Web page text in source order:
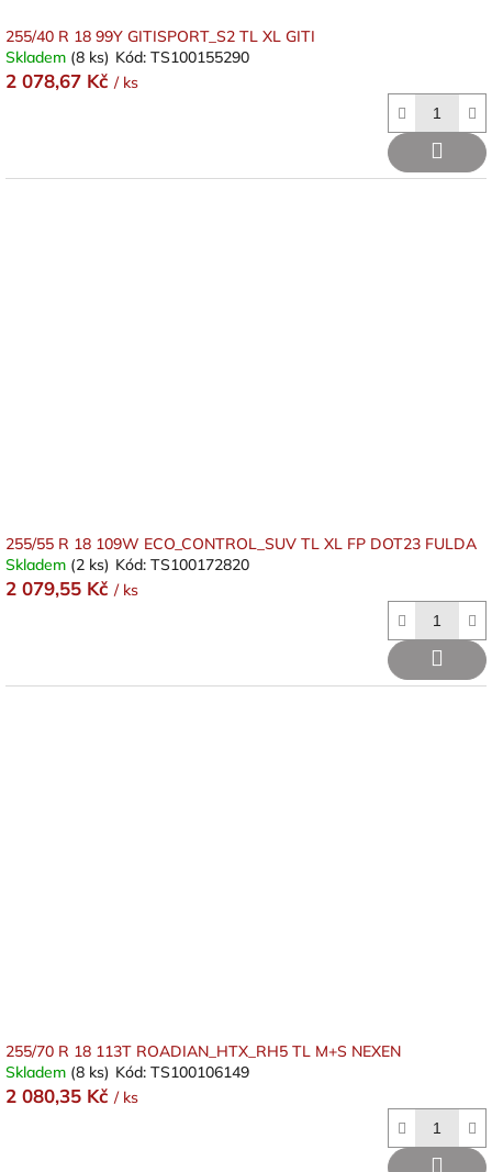
255/40 R 18 99Y GITISPORT_S2 TL XL GITI
Skladem (8 ks) Kód: TS100155290
2 078,67 Kč / ks
255/55 R 18 109W ECO_CONTROL_SUV TL XL FP DOT23 FULDA
Skladem (2 ks) Kód: TS100172820
2 079,55 Kč / ks
255/70 R 18 113T ROADIAN_HTX_RH5 TL M+S NEXEN
Skladem (8 ks) Kód: TS100106149
2 080,35 Kč / ks